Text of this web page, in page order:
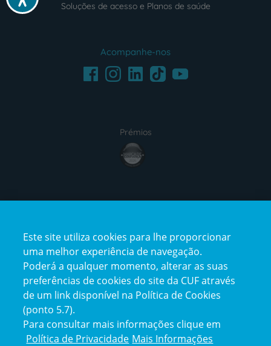
Soluções de acesso e Planos de saúde
Acompanhe-nos
FacebookInstagramLinkedInTikTokYoutube
Prémios
award4
certification2certification3
Reclamações
e
Este site utiliza cookies para lhe proporcionar
uma melhor experiência de navegação.
Poderá a qualquer momento, alterar as suas
preferências de cookies do site da CUF através
de um link disponível na Política de Cookies
(ponto 5.7).
Para consultar mais informações clique em
Política de Privacidade Mais Informações